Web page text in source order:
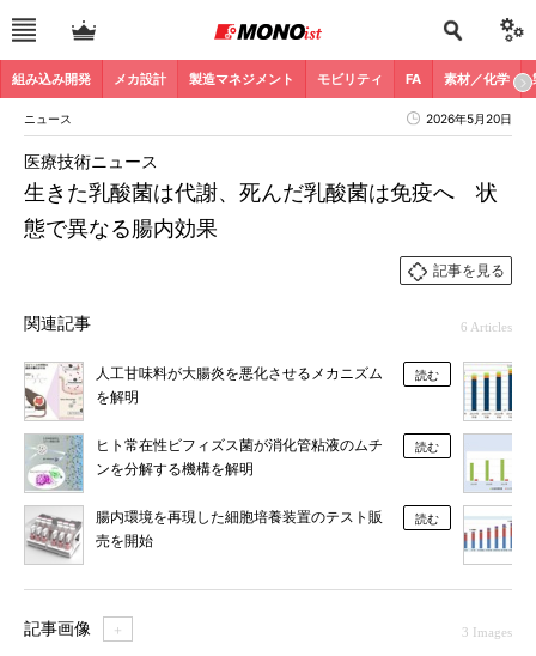
組み込み開発 メカ設計 製造マネジメント モビリティ FA 素材／化学
ニュース 2026年5月20日
生きた乳酸菌は代謝、死んだ乳酸菌は免疫へ 状
態で異なる腸内効果
医療技術ニュース
記事を見る
関連記事 6 Articles
人工甘味料が大腸炎を悪化させるメカニズム
を解明
読む
ヒト常在性ビフィズス菌が消化管粘液のムチ
ンを分解する機構を解明
読む
腸内環境を再現した細胞培養装置のテスト販
売を開始
読む
記事画像 ＋ 3 Images